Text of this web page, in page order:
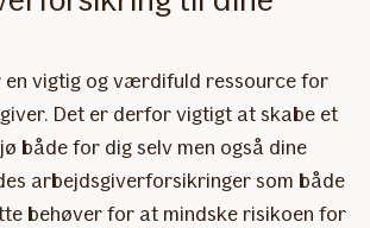
en vigtig og værdifuld ressource for
Det er derfor vigtigt at skabe et
både for dig selv men også dine
arbejdsgiverforsikringer som både
behøver for at mindske risikoen for